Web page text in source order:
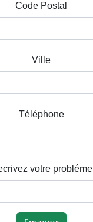
Code Postal
Ville
Téléphone
votre probléme